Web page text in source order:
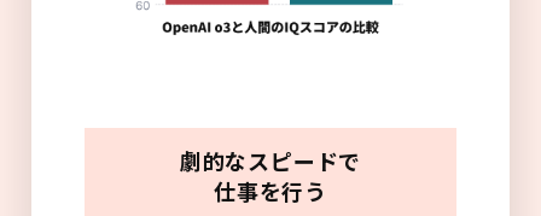
劇的なスピードで
仕事を行う